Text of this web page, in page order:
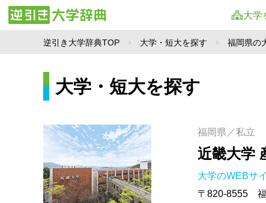
大学
逆引き大学辞典TOP 大学・短大を探す 福岡県の
大学・短大を探す
福岡県／私立
近畿大学
大学のWEBサ
〒820-8555